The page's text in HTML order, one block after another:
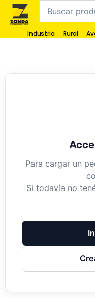
Industria Rural
Para cargar un
Si todavía no